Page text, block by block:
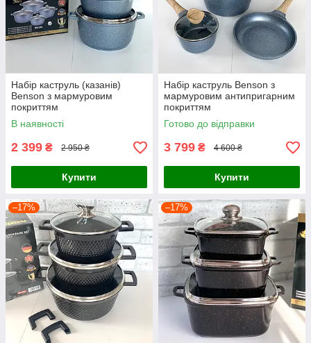
Набір каструль (казанів)
Benson з мармуровим
покриттям
В наявності
2 399 ₴ 2 950 ₴
Купити
Набір каструль Benson з
мармуровим антипригарним
покриттям
Готово до відправки
3 799 ₴ 4 600 ₴
Купити
–17% –17%